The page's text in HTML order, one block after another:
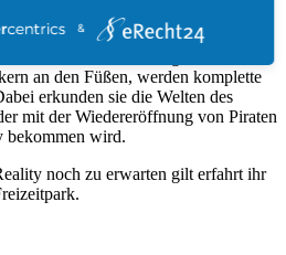
sind häufig am Helm, sowie an
bzw. Requisiten befestigt. In Rust
weiter. Mit einem eigens
an den Füßen, werden komplette
erkunden sie die Welten des
mit der Wiedereröffnung von Piraten
bekommen wird.
noch zu erwarten gilt erfahrt ihr
&